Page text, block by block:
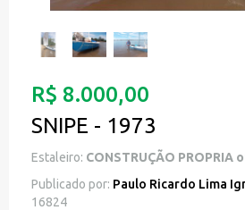
R$ 8.000,00
SNIPE - 1973
Estaleiro: CONSTRUÇÃO PROPRIA
Publicado por: Paulo Ricardo Lima
16824